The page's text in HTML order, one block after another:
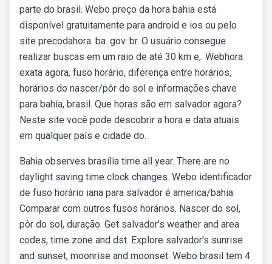
parte do brasil. Webo preço da hora bahia está
disponível gratuitamente para android e ios ou pelo
site precodahora. ba. gov. br. O usuário consegue
realizar buscas em um raio de até 30 km e,. Webhora
exata agora, fuso horário, diferença entre horários,
horários do nascer/pôr do sol e informações chave
para bahia, brasil. Que horas são em salvador agora?
Neste site você pode descobrir a hora e data atuais
em qualquer país e cidade do.
Bahia observes brasília time all year. There are no
daylight saving time clock changes. Webo identificador
de fuso horário iana para salvador é america/bahia.
Comparar com outros fusos horários. Nascer do sol,
pôr do sol, duração. Get salvador's weather and area
codes, time zone and dst. Explore salvador's sunrise
and sunset, moonrise and moonset. Webo brasil tem 4